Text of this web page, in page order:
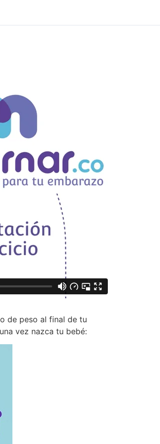
de peso al final de tu
vez nazca tu bebé: